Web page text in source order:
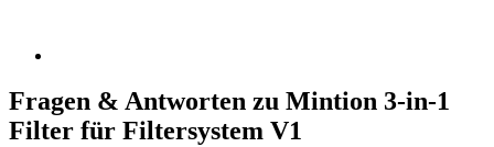
Fragen & Antworten zu Mintion 3-in-1
Filter für Filtersystem V1